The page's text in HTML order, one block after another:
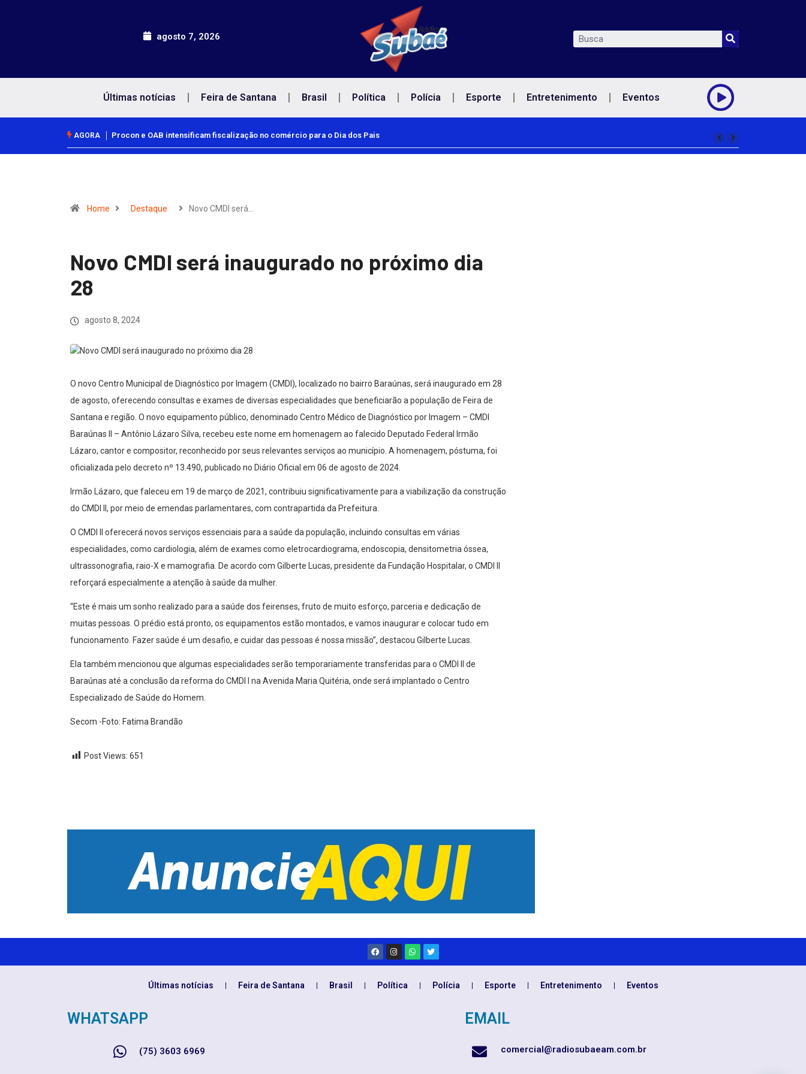
agosto 7, 2026
Últimas notícias Feira de Santana Brasil Política Polícia Esporte Entretenimento Eventos
AGORA Procon e OAB intensificam fiscalização no comércio para o Dia dos Pais
Home Destaque Novo CMDI será…
Novo CMDI será inaugurado no próximo dia
28
agosto 8, 2024
O novo Centro Municipal de Diagnóstico por Imagem (CMDI), localizado no bairro Baraúnas, será inaugurado em 28
de agosto, oferecendo consultas e exames de diversas especialidades que beneficiarão a população de Feira de
Santana e região. O novo equipamento público, denominado Centro Médico de Diagnóstico por Imagem – CMDI
Baraúnas II – Antônio Lázaro Silva, recebeu este nome em homenagem ao falecido Deputado Federal Irmão
Lázaro, cantor e compositor, reconhecido por seus relevantes serviços ao município. A homenagem, póstuma, foi
oficializada pelo decreto nº 13.490, publicado no Diário Oficial em 06 de agosto de 2024.
Irmão Lázaro, que faleceu em 19 de março de 2021, contribuiu significativamente para a viabilização da construção
do CMDI II, por meio de emendas parlamentares, com contrapartida da Prefeitura.
O CMDI II oferecerá novos serviços essenciais para a saúde da população, incluindo consultas em várias
especialidades, como cardiologia, além de exames como eletrocardiograma, endoscopia, densitometria óssea,
ultrassonografia, raio-X e mamografia. De acordo com Gilberte Lucas, presidente da Fundação Hospitalar, o CMDI II
reforçará especialmente a atenção à saúde da mulher.
“Este é mais um sonho realizado para a saúde dos feirenses, fruto de muito esforço, parceria e dedicação de
muitas pessoas. O prédio está pronto, os equipamentos estão montados, e vamos inaugurar e colocar tudo em
funcionamento. Fazer saúde é um desafio, e cuidar das pessoas é nossa missão”, destacou Gilberte Lucas.
Ela também mencionou que algumas especialidades serão temporariamente transferidas para o CMDI II de
Baraúnas até a conclusão da reforma do CMDI I na Avenida Maria Quitéria, onde será implantado o Centro
Especializado de Saúde do Homem.
Secom -Foto: Fatima Brandão
Post Views: 651
Últimas notícias Feira de Santana Brasil Política Polícia Esporte Entretenimento Eventos
WHATSAPP
(75) 3603 6969
EMAIL
comercial@radiosubaeam.com.br